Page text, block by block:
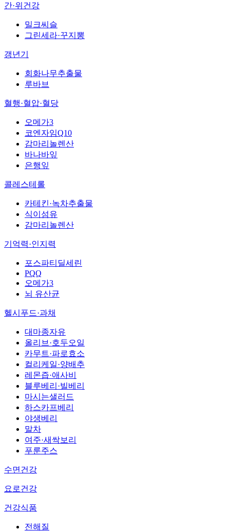
간·위건강
밀크씨슬
그린세라·꾸지뽕
갱년기
회화나무추출물
루바브
혈행·혈압·혈당
오메가3
코엔자임Q10
감마리놀렌산
바나바잎
은행잎
콜레스테롤
카테킨·녹차추출물
식이섬유
감마리놀렌산
기억력·인지력
포스파티딜세린
PQQ
오메가3
뇌 유산균
헬시푸드·과채
대마종자유
올리브·호두오일
카무트·파로효소
컬리케일·양배추
레몬즙·애사비
블루베리·빌베리
마시는샐러드
하스카프베리
야생베리
말차
여주·새싹보리
푸룬주스
수면건강
요로건강
건강식품
전해질